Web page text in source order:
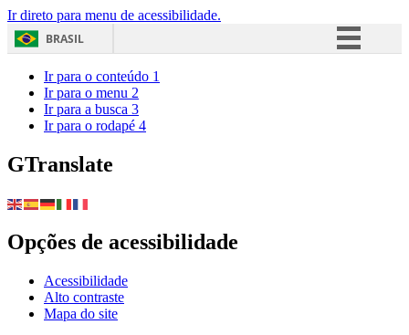
Ir direto para menu de acessibilidade.
BRASIL
Ir para o conteúdo 1
Ir para o menu 2
Ir para a busca 3
Ir para o rodapé 4
GTranslate
Opções de acessibilidade
Acessibilidade
Alto contraste
Mapa do site